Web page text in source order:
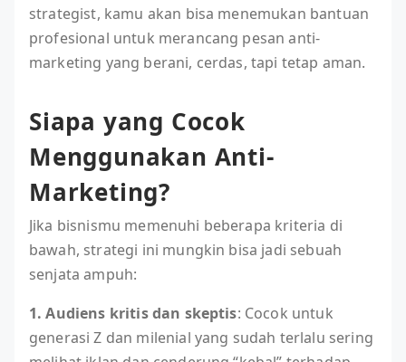
strategist, kamu akan bisa menemukan bantuan
profesional untuk merancang pesan anti-
marketing yang berani, cerdas, tapi tetap aman.
Siapa yang Cocok
Menggunakan Anti-
Marketing?
Jika bisnismu memenuhi beberapa kriteria di
bawah, strategi ini mungkin bisa jadi sebuah
senjata ampuh:
1. Audiens kritis dan skeptis: Cocok untuk
generasi Z dan milenial yang sudah terlalu sering